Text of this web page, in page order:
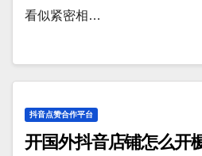
看似紧密相…
抖音点赞合作平台
开国外抖音店铺怎么开